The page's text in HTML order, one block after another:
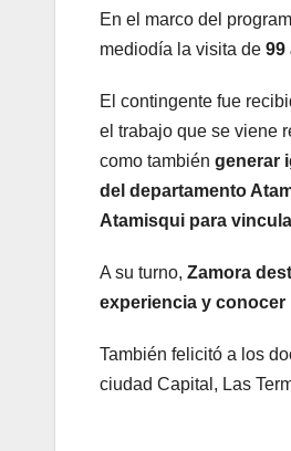
En el marco del
mediodía la visita de 99
El contingente fue
el trabajo que se viene
como también generar
del departamento
Atamisqui para
A su turno, Zamora
experiencia y
También felicitó a los
ciudad Capital, Las